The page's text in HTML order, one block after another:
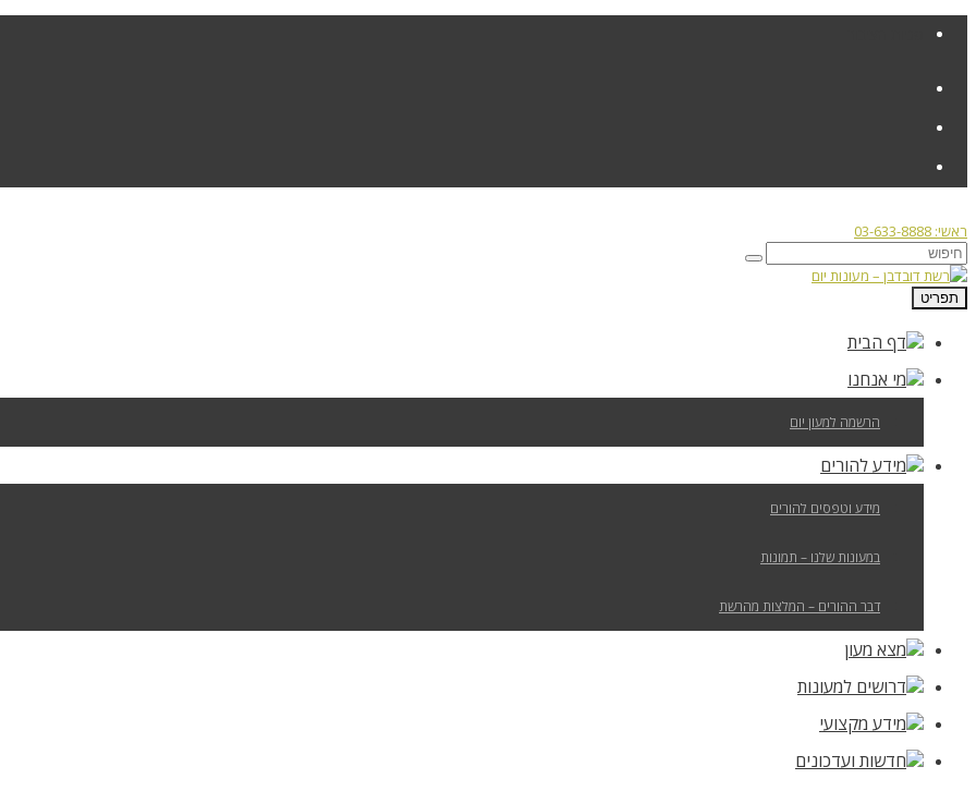
ראשי: 03-633-8888
תפריט
דף הבית
מי אנחנו
הרשמה למעון יום
מידע להורים
מידע וטפסים להורים
במעונות שלנו – תמונות
דבר ההורים – המלצות מהרשת
מצא מעון
דרושים למעונות
מידע מקצועי
חדשות ועדכונים